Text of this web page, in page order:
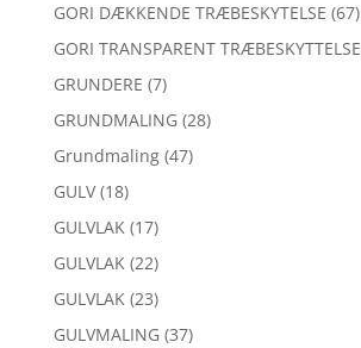
GORI DÆKKENDE TRÆBESKYTELSE (67)
GORI TRANSPARENT TRÆBESKYTTELSE
GRUNDERE (7)
GRUNDMALING (28)
Grundmaling (47)
GULV (18)
GULVLAK (17)
GULVLAK (22)
GULVLAK (23)
GULVMALING (37)